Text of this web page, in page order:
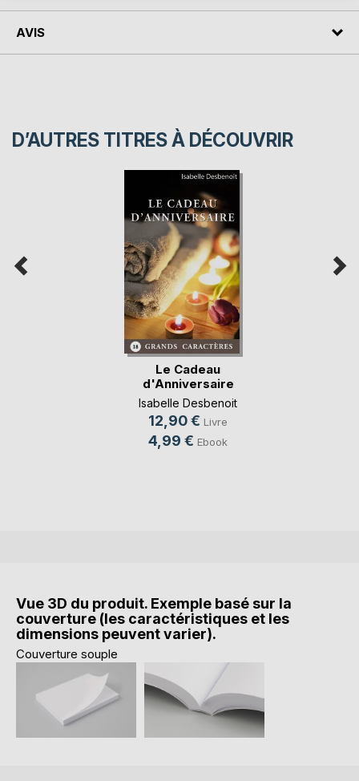
AVIS
D’AUTRES TITRES À DÉCOUVRIR
Le Cadeau
d'Anniversaire
Isabelle Desbenoit
12,90 € Livre
4,99 € Ebook
Vue 3D du produit. Exemple basé sur la
couverture (les caractéristiques et les
dimensions peuvent varier).
Couverture souple